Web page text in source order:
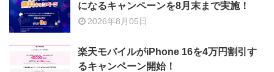
になるキャンペーンを8月末まで実施！
2026年8月05日
楽天モバイルがiPhone 16を4万円割引す
るキャンペーン開始！